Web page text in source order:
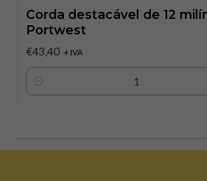
Corda destacável de 12
Portwest
€43,40 + IVA
Quantidade